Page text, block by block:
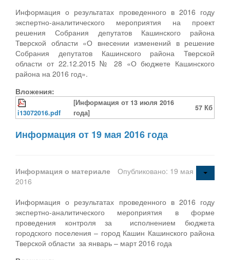
Информация о результатах проведенного в 2016 году
экспертно-аналитического мероприятия на проект
решения Собрания депутатов Кашинского района
Тверской области «О внесении изменений в решение
Собрания депутатов Кашинского района Тверской
области от 22.12.2015 № 28 «О бюджете Кашинского
района на 2016 год».
Вложения:
i13072016.pdf
[Информация от 13 июля 2016
года]
57 Кб
Информация от 19 мая 2016 года
Информация о материале
Опубликовано: 19 мая
2016
Информация о результатах проведенного в 2016 году
экспертно-аналитического мероприятия в форме
проведения контроля за исполнением бюджета
городского поселения – город Кашин Кашинского района
Тверской области за январь – март 2016 года